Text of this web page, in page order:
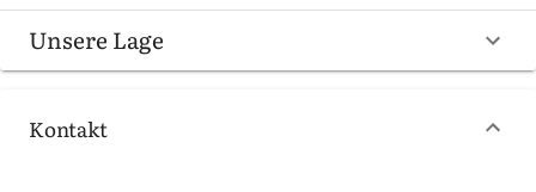
Unsere Lage
Kontakt